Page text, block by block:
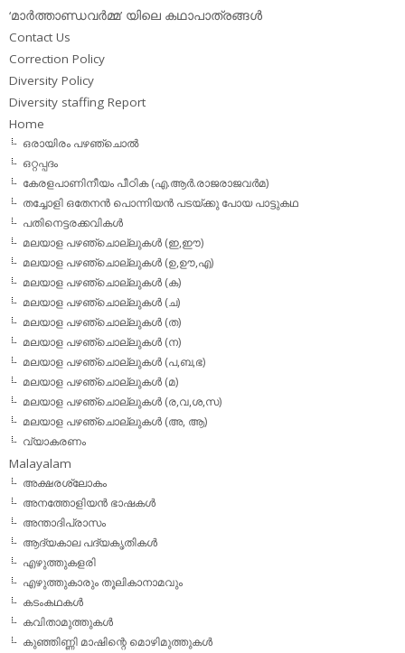
‘മാര്‍ത്താണ്ഡവര്‍മ്മ’ യിലെ കഥാപാത്രങ്ങള്‍
Contact Us
Correction Policy
Diversity Policy
Diversity staffing Report
Home
ഒരായിരം പഴഞ്ചൊല്‍
ഒറ്റപ്പദം
കേരളപാണിനീയം പീഠിക (എ.ആര്‍.രാജരാജവര്‍മ)
തച്ചോളി ഒതേനൻ പൊന്നിയൻ പടയ്‌ക്കു പോയ പാട്ടുകഥ
പതിനെട്ടരക്കവികള്‍
മലയാള പഴഞ്ചൊല്ലുകള്‍ (ഇ,ഈ)
മലയാള പഴഞ്ചൊല്ലുകള്‍ (ഉ,ഊ,എ)
മലയാള പഴഞ്ചൊല്ലുകള്‍ (ക)
മലയാള പഴഞ്ചൊല്ലുകള്‍ (ച)
മലയാള പഴഞ്ചൊല്ലുകള്‍ (ത)
മലയാള പഴഞ്ചൊല്ലുകള്‍ (ന)
മലയാള പഴഞ്ചൊല്ലുകള്‍ (പ,ബ,ഭ)
മലയാള പഴഞ്ചൊല്ലുകള്‍ (മ)
മലയാള പഴഞ്ചൊല്ലുകള്‍ (ര,വ,ശ,സ)
മലയാള പഴഞ്ചൊല്ലുകൾ (അ, ആ)
വ്യാകരണം
Malayalam
അക്ഷരശ്ലോകം
അനത്തോളിയന്‍ ഭാഷകള്‍
അന്താദിപ്രാസം
ആദ്യകാല പദ്യകൃതികള്‍
എഴുത്തുകളരി
എഴുത്തുകാരും തൂലികാനാമവും
കടംകഥകള്‍
കവിതാമുത്തുകള്‍
കുഞ്ഞിണ്ണി മാഷിന്റെ മൊഴിമുത്തുകള്‍